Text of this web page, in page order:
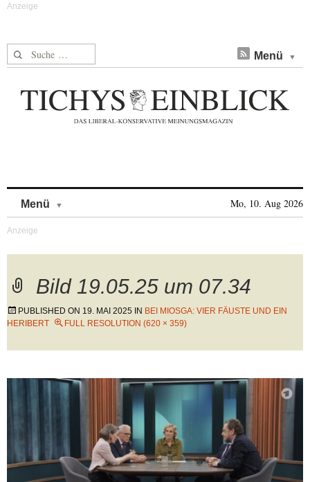
Suche nach: Menü
Menü Mo, 10. Aug 2026
Bild 19.05.25 um 07.34
PUBLISHED ON 19. MAI 2025 IN BEI MIOSGA: VIER FÄUSTE UND EIN
HERIBERT
FULL RESOLUTION (620 × 359)